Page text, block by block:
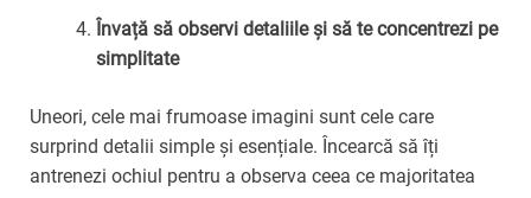
Învață să observi detaliile și să te concentrezi pe
simplitate
Uneori, cele mai frumoase imagini sunt cele care
surprind detalii simple și esențiale. Încearcă să îți
antrenezi ochiul pentru a observa ceea ce majoritatea